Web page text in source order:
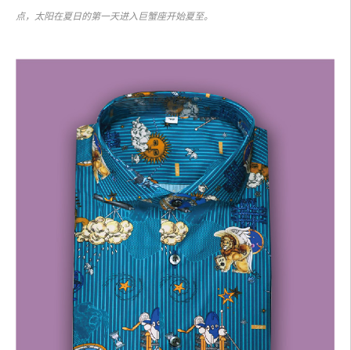
点，太阳在夏日的第一天进入巨蟹座开始夏至。